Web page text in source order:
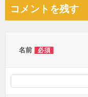
ビ
コメントを残す
名前 必須